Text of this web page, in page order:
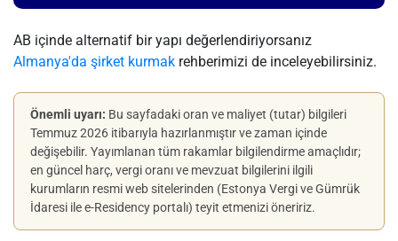
AB içinde alternatif bir yapı değerlendiriyorsanız
Almanya'da şirket kurmak rehberimizi de inceleyebilirsiniz.
Önemli uyarı: Bu sayfadaki oran ve maliyet (tutar) bilgileri
Temmuz 2026 itibarıyla hazırlanmıştır ve zaman içinde
değişebilir. Yayımlanan tüm rakamlar bilgilendirme amaçlıdır;
en güncel harç, vergi oranı ve mevzuat bilgilerini ilgili
kurumların resmi web sitelerinden (Estonya Vergi ve Gümrük
İdaresi ile e-Residency portalı) teyit etmenizi öneririz.